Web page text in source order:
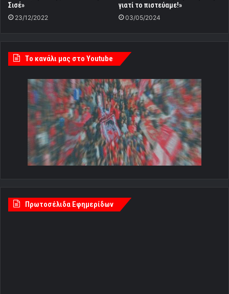
Σισέ»
23/12/2022
γιατί το πιστεύαμε!»
03/05/2024
Tο κανάλι μας στο Youtube
Πρωτοσέλιδα Εφημερίδων